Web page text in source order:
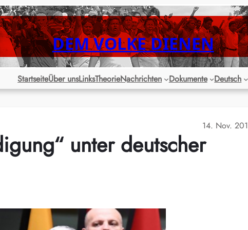
DEM VOLKE DIENEN
StartseiteÜber unsLinksTheorieNachrichten Dokumente Deutsch
14. Nov.
unter deutscher